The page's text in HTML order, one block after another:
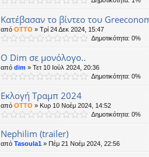
Κατέβασαν το βίντεο του
από OTTO » Τρί 24 Δεκ 2024, 15:47
Δημοτικότητα: 0%
Ο Dim σε μονόλογο..
από dim » Τετ 10 Ιούλ 2024, 20:36
Δημοτικότητα: 0%
Εκλογή Τραμπ 2024
από OTTO » Κυρ 10 Νοέμ 2024, 14:52
Δημοτικότητα: 0%
Nephilim (trailer)
από Tasoula1 » Πέμ 21 Νοέμ 2024, 22:56